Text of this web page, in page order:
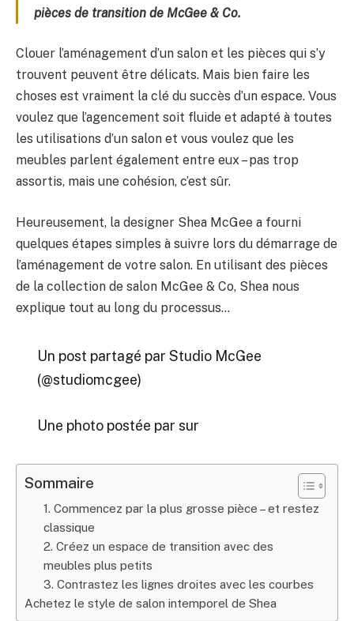
pièces de transition de McGee & Co.
Clouer l’aménagement d’un salon et les pièces qui s’y
trouvent peuvent être délicats. Mais bien faire les
choses est vraiment la clé du succès d’un espace. Vous
voulez que l’agencement soit fluide et adapté à toutes
les utilisations d’un salon et vous voulez que les
meubles parlent également entre eux – pas trop
assortis, mais une cohésion, c’est sûr.
Heureusement, la designer Shea McGee a fourni
quelques étapes simples à suivre lors du démarrage de
l’aménagement de votre salon. En utilisant des pièces
de la collection de salon McGee & Co, Shea nous
explique tout au long du processus…
Un post partagé par Studio McGee
(@studiomcgee)
Une photo postée par sur
Sommaire
1. Commencez par la plus grosse pièce – et restez
classique
2. Créez un espace de transition avec des
meubles plus petits
3. Contrastez les lignes droites avec les courbes
Achetez le style de salon intemporel de Shea